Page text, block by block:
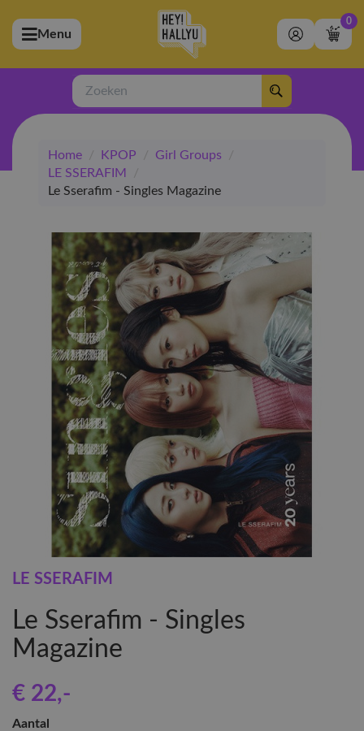
(Artiesten)
(Merchandise)
(Exclusive)
(Winkel)
Menu
0
Zoeken
Home / KPOP / Girl Groups
/
LE SSERAFIM
/
Le Sserafim - Singles Magazine
LE SSERAFIM
Le Sserafim - Singles
Magazine
€ 22,-
Aantal